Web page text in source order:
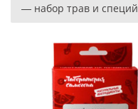
— набор трав и специй